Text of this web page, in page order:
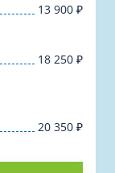
13 900 ₽
18 250 ₽
20 350 ₽